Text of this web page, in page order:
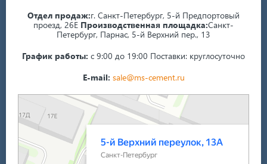
Отдел продаж:г. Санкт-Петербург, 5-й Предпортовый
проезд, 26Е Производственная площадка:Санкт-
Петербург, Парнас, 5-й Верхний пер., 13
График работы: с 9:00 до 19:00 Поставки: круглосуточно
E-mail: sale@ms-cement.ru
Санкт‑Петербург
5-й Верхний переулок, 13А на карте Санкт‑Петербурга — Яндекс Карты